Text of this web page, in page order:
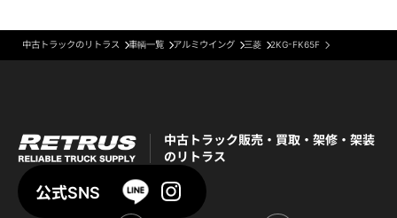
中古トラックのリトラス 車輌一覧 アルミウイング 三菱 2KG-FK65F
中古トラック販売・買取・架修・架装
のリトラス
公式SNS